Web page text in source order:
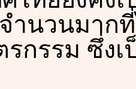
ำนวนมาก
รกรรม ซึ่ง